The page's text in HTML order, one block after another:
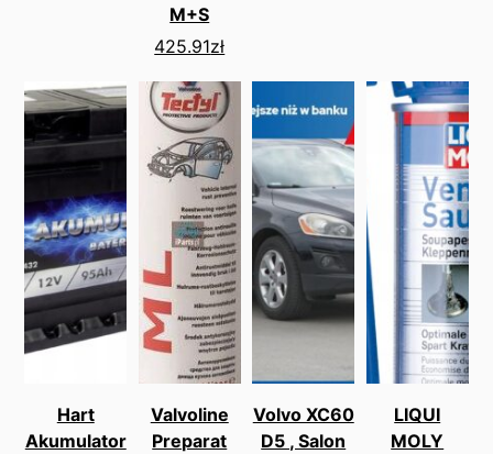
M+S
425.91zł
Hart
Akumulator
Valvoline
Preparat
Volvo XC60
D5 , Salon
LIQUI
MOLY